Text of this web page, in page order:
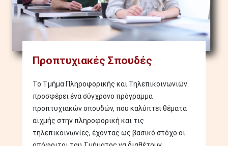
Προπτυχιακές Σπουδές
Το Τμήμα Πληροφορικής και Τηλεπικοινωνιών
προσφέρει ένα σύγχρονο πρόγραμμα
προπτυχιακών σπουδών, που καλύπτει θέματα
αιχμής στην πληροφορική και τις
τηλεπικοινωνίες, έχοντας ως βασικό στόχο οι